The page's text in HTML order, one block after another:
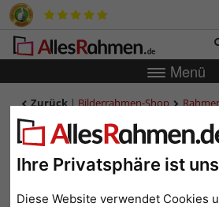
Ihre Privatsphäre ist
Diese Website verwendet Cookies
Menü
Zurück|Bilderrahmen-Shop
Holz-Galerierahmen (MDF) Juliette für 3
Holz-
Juliette für 3